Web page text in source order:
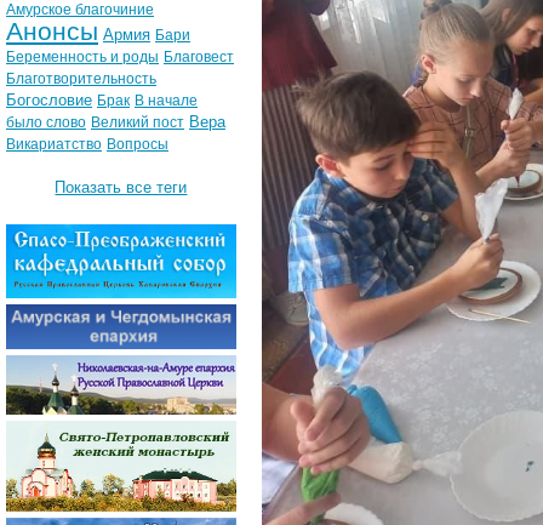
Амурское благочиние
Анонсы Армия Бари
Беременность и роды Благовест
Благотворительность
Богословие Брак В начале
было слово Великий пост Вера
Викариатство Вопросы
Показать все теги